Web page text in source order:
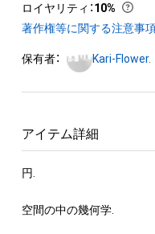
ロイヤリティ ：10%
著作権等に関する注意事
保有者： Kari-Flower.
アイテム詳細
円.
空間の中の幾何学.